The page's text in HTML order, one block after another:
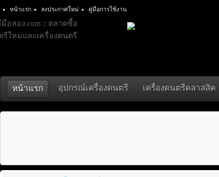
หน้าแรก ลงประกาศใหม่ คู่มือการใช้งาน
หน้าแรก อุปกรณ์เครื่องดนตรี เครื่องดนตรีคลาสสิค